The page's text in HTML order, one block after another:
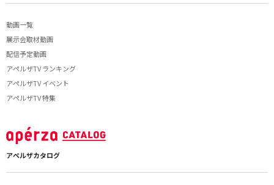
動画一覧
展示会取材動画
配信予定動画
アペルザTV ランキング
アペルザTV イベント
アペルザTV 特集
アペルザカタログ